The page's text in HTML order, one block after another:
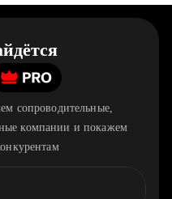
сопроводительные,
компании и покажем